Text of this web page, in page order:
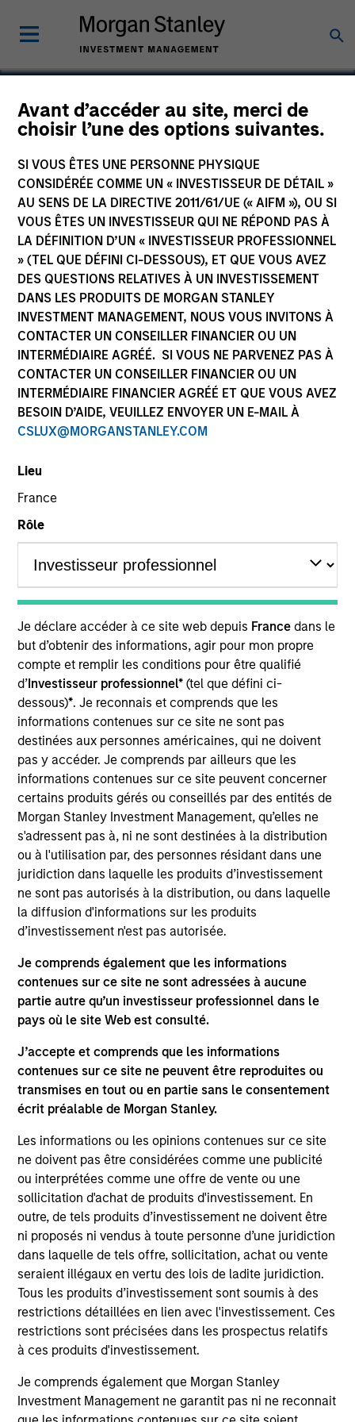
Avant d’accéder au site, merci de
choisir l’une des options suivantes.
SI VOUS ÊTES UNE PERSONNE PHYSIQUE
CONSIDÉRÉE COMME UN « INVESTISSEUR DE DÉTAIL »
AU SENS DE LA DIRECTIVE 2011/61/UE (« AIFM »), OU SI
VOUS ÊTES UN INVESTISSEUR QUI NE RÉPOND PAS À
LA DÉFINITION D’UN « INVESTISSEUR PROFESSIONNEL
» (TEL QUE DÉFINI CI-DESSOUS), ET QUE VOUS AVEZ
DES QUESTIONS RELATIVES À UN INVESTISSEMENT
DANS LES PRODUITS DE MORGAN STANLEY
INVESTMENT MANAGEMENT, NOUS VOUS INVITONS À
CONTACTER UN CONSEILLER FINANCIER OU UN
INTERMÉDIAIRE AGRÉÉ. SI VOUS NE PARVENEZ PAS À
CONTACTER UN CONSEILLER FINANCIER OU UN
INTERMÉDIAIRE FINANCIER AGRÉÉ ET QUE VOUS AVEZ
BESOIN D’AIDE, VEUILLEZ ENVOYER UN E-MAIL À
CSLUX@MORGANSTANLEY.COM
Lieu
France
Rôle
Je déclare accéder à ce site web depuis France dans le
but d’obtenir des informations, agir pour mon propre
compte et remplir les conditions pour être qualifié
d’Investisseur professionnel*(tel que défini ci-
dessous)*. Je reconnais et comprends que les
informations contenues sur ce site ne sont pas
destinées aux personnes américaines, qui ne doivent
pas y accéder. Je comprends par ailleurs que les
informations contenues sur ce site peuvent concerner
certains produits gérés ou conseillés par des entités de
Morgan Stanley Investment Management, qu’elles ne
s'adressent pas à, ni ne sont destinées à la distribution
ou à l'utilisation par, des personnes résidant dans une
juridiction dans laquelle les produits d’investissement
ne sont pas autorisés à la distribution, ou dans laquelle
la diffusion d'informations sur les produits
d’investissement n'est pas autorisée.
Je comprends également que les informations
contenues sur ce site ne sont adressées à aucune
partie autre qu’un investisseur professionnel dans le
pays où le site Web est consulté.
J’accepte et comprends que les informations
contenues sur ce site ne peuvent être reproduites ou
transmises en tout ou en partie sans le consentement
écrit préalable de Morgan Stanley.
Les informations ou les opinions contenues sur ce site
ne doivent pas être considérées comme une publicité
ou interprétées comme une offre de vente ou une
sollicitation d'achat de produits d'investissement. En
outre, de tels produits d’investissement ne doivent être
ni proposés ni vendus à toute personne d’une juridiction
dans laquelle de tels offre, sollicitation, achat ou vente
seraient illégaux en vertu des lois de ladite juridiction.
Tous les produits d’investissement sont soumis à des
restrictions détaillées en lien avec l'investissement. Ces
restrictions sont précisées dans les prospectus relatifs
à ces produits d'investissement.
Je comprends également que Morgan Stanley
Investment Management ne garantit pas ni ne reconnait
Cohesion
Real Estate
COUNTRY
United States
Invested on
Jan 2021
Founded in 2018 and currently 100 employees
worldwide, Cohesion helps commercial buildings
better integrate disparate systems into a smart
building SaaS platform. It empowers real estate
owners to maximize asset and portfolio value with
all building systems, workflows and people
seamlessly connected in one solution. The vertically
integrated platform improves health and wellness,
experience, efficiency, and sustainability. Cohesion
provides the industry’s most comprehensive data,
enabling operators to enhance tenant experience,
save money and increase operational transparency.
Cohesion is a spin-off venture of ESD, a leading
Chicago-based global engineering design firm at the
forefront of next generation building design.
View Current Employment Opportunities
View Site
Investment Team
Morgan Stanley Next Level